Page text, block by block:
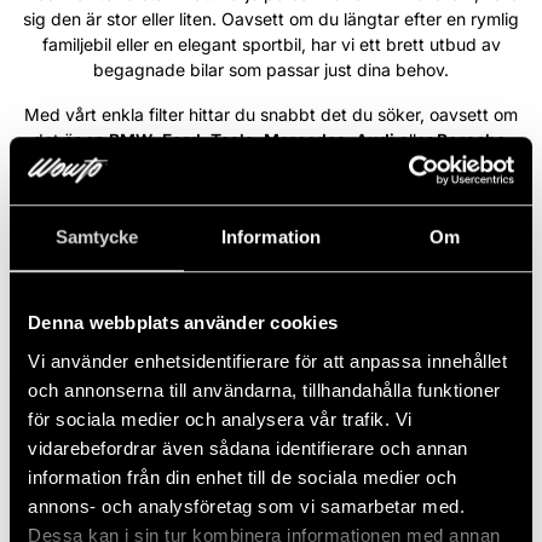
Samtycke Information Om
Denna webbplats använder cookies
Vi använder enhetsidentifierare för att anpassa innehållet
och annonserna till användarna, tillhandahålla funktioner
för sociala medier och analysera vår trafik. Vi
vidarebefordrar även sådana identifierare och annan
information från din enhet till de sociala medier och
annons- och analysföretag som vi samarbetar med.
Dessa kan i sin tur kombinera informationen med annan
sig den är stor eller liten. Oavsett om du längtar efter en rymlig
familjebil eller en elegant sportbil, har vi ett brett utbud av
begagnade bilar som passar just dina behov.
Med vårt enkla filter hittar du snabbt det du söker, oavsett om
det är enBMW,Ford,Tesla,Mercedes,AudiellerPorsche.
Varje bil i vårt sortiment är ett steg närmare din bildröm. På
Wowto är vi engagerade i att förverkliga din dröm – vi ser varje
bildröm till en del av din vardag.
NYINKOMMEN
BMW M5 Touring xDrive Steptronic
727hk /Panorama / B&W /Moms
2025 Automat Hybrid el/bensin 1 019 Mil
727 HK
Leasbar
Fyrhjulsdriven
14 866 kr/mån